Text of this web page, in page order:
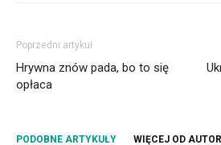
Poprzedni artykuł
Hrywna znów pada, bo to się
opłaca
PODOBNE ARTYKUŁY WIĘCEJ OD